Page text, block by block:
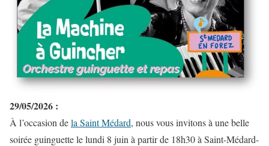
29/05/2026 :
À l’occasion dela Saint Médard, nous vous invitons à une belle
soirée guinguette le lundi 8 juin à partir de 18h30 à Saint-Médard-